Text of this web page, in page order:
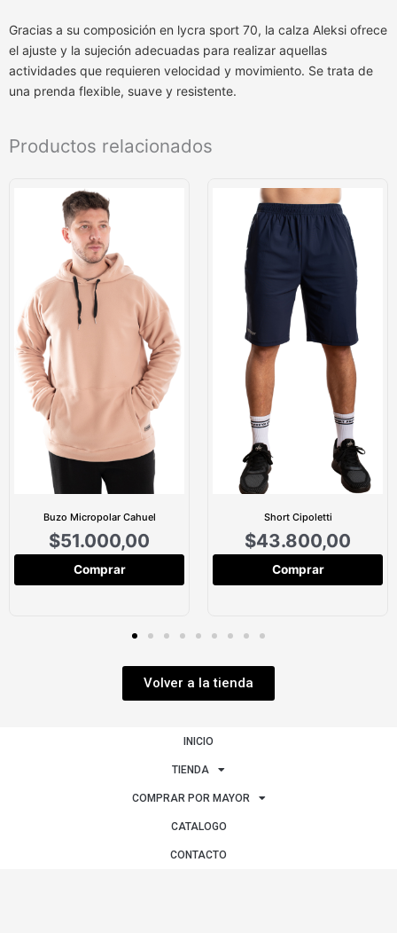
Gracias a su composición en lycra sport 70, la calza Aleksi ofrece
el ajuste y la sujeción adecuadas para realizar aquellas
actividades que requieren velocidad y movimiento. Se trata de
una prenda flexible, suave y resistente.
Productos relacionados
Buzo Micropolar Cahuel
$51.000,00
Comprar
Short Cipoletti
$43.800,00
Comprar
Volver a la tienda
INICIO
TIENDA
COMPRAR POR MAYOR
CATALOGO
CONTACTO